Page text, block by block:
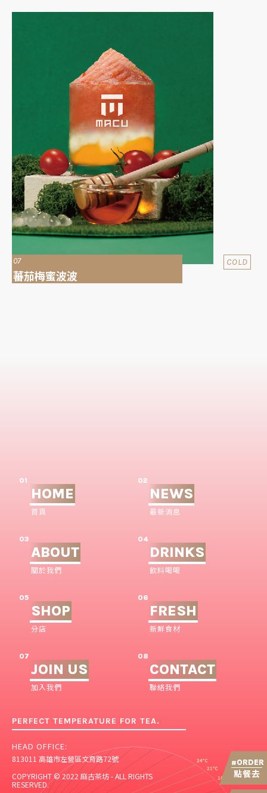
#ORDER
點餐去
07
蕃茄梅蜜波波
COLD
01
HOME
首頁
02
NEWS
最新消息
03
ABOUT
關於我們
04
DRINKS
飲料喝喝
05
SHOP
分店
06
FRESH
新鮮食材
07
JOIN US
加入我們
08
CONTACT
聯絡我們
PERFECT TEMPERATURE FOR TEA.
HEAD OFFICE:
813011 高雄市左營區文育路72號
COPYRIGHT © 2022 麻古茶坊 - ALL RIGHTS
RESERVED.